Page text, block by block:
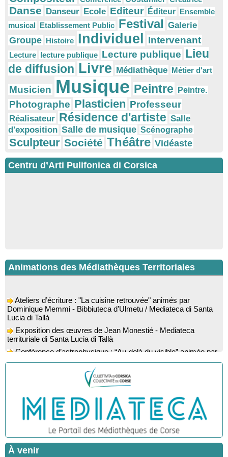
Danse Danseur Ecole Editeur Éditeur Ensemble
musical Etablissement Public Festival Galerie
Groupe Histoire Individuel Intervenant
Lecture lecture publique Lecture publique Lieu
de diffusion Livre Médiathèque Métier d'art
Musicien Musique Peintre Peintre.
Photographe Plasticien Professeur
Réalisateur Résidence d'artiste Salle
d'exposition Salle de musique Scénographe
Sculpteur Société Théâtre Vidéaste
Centru d’Arti Pulifonica di Corsica
Animations des Médiathèques Territoriales
Dominique Memmi - Bibbiuteca d’Ulmetu / Mediateca di Santa
Lucia di Tallà
territuriale di Santa Lucia di Tallà
l’astrophysicien Paul Guerrini - Médiathèque - Pitretu è
Bicchisgià
Exposition des œuvres de Dominique Malberti Morin :
"Racines, peintures acryliques et aquarelles" - Mediateca
Animation : "Petits lecteurs" - Médiathèque - Pitretu è
Bicchisgià
Veillée de contes à la forêt enchantée "U Mondu ditu
mignuleddu" par la Caravane de Conteurs - Currà
Spectacle musical : "Viaghju in Corsica cù Regina & Bruno",
À venir